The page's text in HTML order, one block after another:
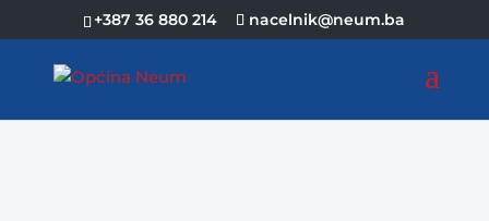
+387 36 880 214 nacelnik@neum.ba